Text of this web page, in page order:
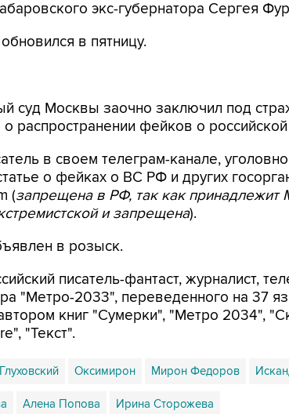
экс-губернатора Сергея
обновился в пятницу.
суд Москвы заочно заключил под
о распространении фейков о
в своем телеграм-канале,
о фейках о ВС РФ и других
(запрещена в РФ, так как принадлежит
и запрещена).
в розыск.
писатель-фантаст, журналист,
"Метро-2033", переведенного на 37
книг "Сумерки", "Метро 2034",
"Текст".
Оксимирон Мирон Федоров
Алена Попова Ирина Сторожева